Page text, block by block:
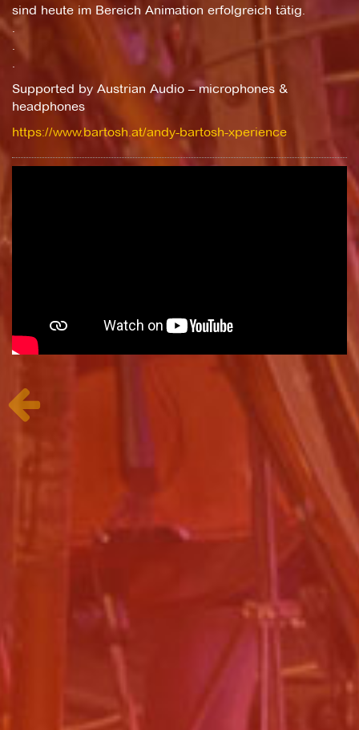
sind heute im Bereich Animation erfolgreich tätig.
Supported by Austrian Audio – microphones &
headphones
https://www.bartosh.at/andy-bartosh-xperience